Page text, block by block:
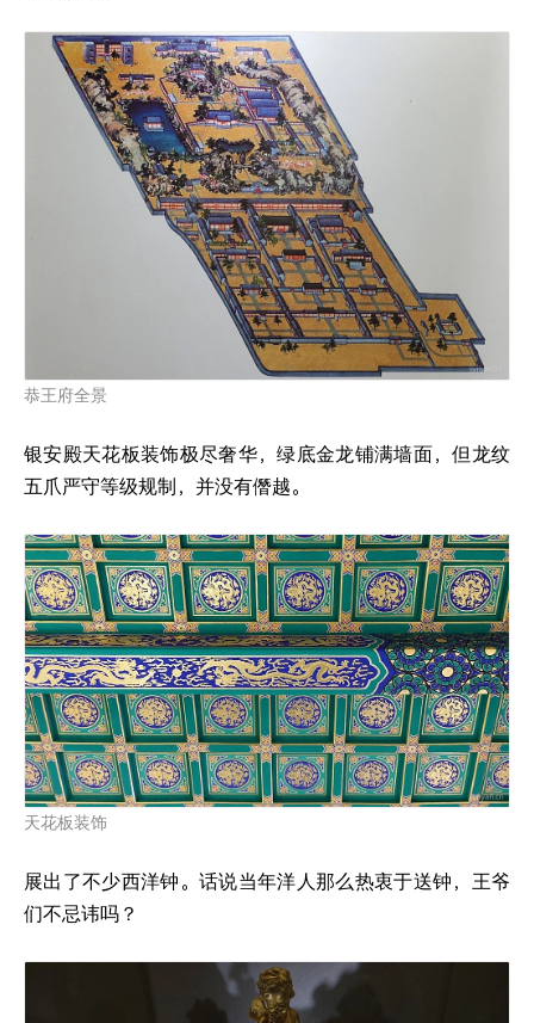
恭王府全景
银安殿天花板装饰极尽奢华，绿底金龙铺满墙面，但龙纹
五爪严守等级规制，并没有僭越。
天花板装饰
展出了不少西洋钟。话说当年洋人那么热衷于送钟，王爷
们不忌讳吗？